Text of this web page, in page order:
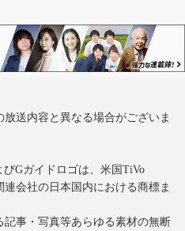
送内容と異なる場合がございま
Gガイドロゴは、米国TiVo
会社の日本国内における商標ま
事・写真等あらゆる素材の無断